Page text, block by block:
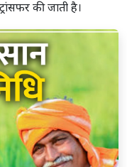
की जाती है।